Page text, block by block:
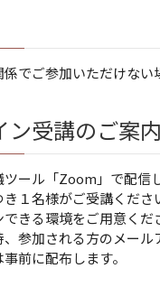
でご参加いただけない
ン受講のご案内
ツール「Zoom」で配信
き１名様がご受講くだ
できる環境をご用意く
、参加される方のメー
前に配布します。